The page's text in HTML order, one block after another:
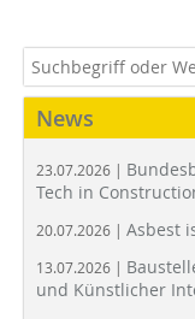
News
23.07.2026 |
Tech in
20.07.2026 | Asbest
13.07.2026 |
und Künstlicher